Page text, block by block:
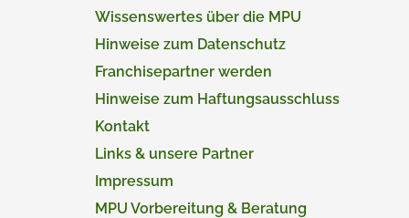
Wissenswertes über die MPU
Hinweise zum Datenschutz
Franchisepartner werden
Hinweise zum Haftungsausschluss
Kontakt
Links & unsere Partner
Impressum
MPU Vorbereitung & Beratung